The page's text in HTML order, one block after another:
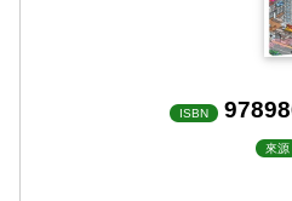
ISBN
來源